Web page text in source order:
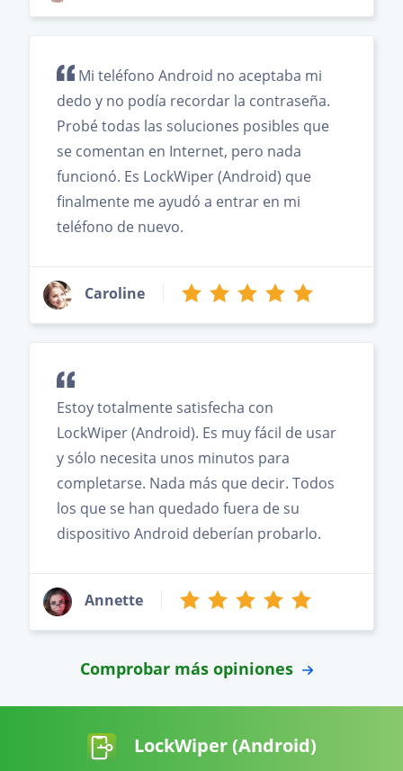
Mi teléfono Android no aceptaba mi
dedo y no podía recordar la contraseña.
Probé todas las soluciones posibles que
se comentan en Internet, pero nada
funcionó. Es LockWiper (Android) que
finalmente me ayudó a entrar en mi
teléfono de nuevo.
Caroline
Estoy totalmente satisfecha con
LockWiper (Android). Es muy fácil de usar
y sólo necesita unos minutos para
completarse. Nada más que decir. Todos
los que se han quedado fuera de su
dispositivo Android deberían probarlo.
Annette
Comprobar más opiniones
LockWiper (Android)